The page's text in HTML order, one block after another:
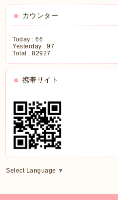
カウンター
Today :66
Yesterday :97
Total :82927
携帯サイト
Select Language ▼